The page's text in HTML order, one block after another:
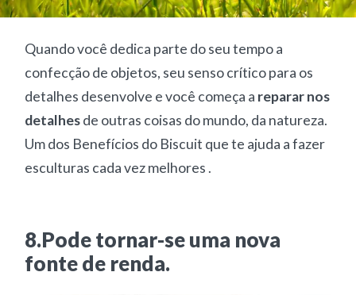
Quando você dedica parte do seu tempo a
confecção de objetos, seu senso crítico para os
detalhes desenvolve e você começa a reparar nos
detalhesde outras coisas do mundo, da natureza.
Um dos Benefícios do Biscuit que te ajuda a fazer
esculturas cada vez melhores .
8.Pode tornar-se uma nova
fonte de renda.